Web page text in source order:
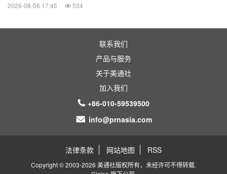
2026-08-06 17:45 534
联系我们
产品与服务
关于美通社
加入我们
+86-010-59539500
info@prnasia.com
法律条款 网站地图 RSS
Copyright © 2003-2026 美通社版权所有，未经许可不得转载.